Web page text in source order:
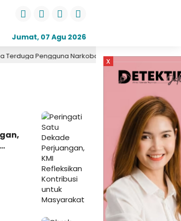
Opini Daerah
Jumat, 07 Agu 2026
Narkoba Diciduk di Geger Bangkalan, Polisi
x